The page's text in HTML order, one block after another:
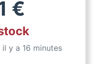
€
y a 16 minutes